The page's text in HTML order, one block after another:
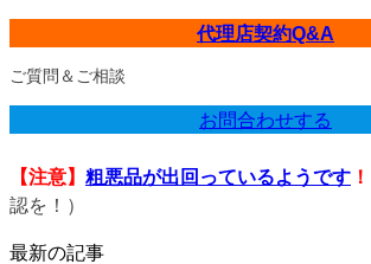
代理店契約Q&A
ご質問＆ご相談
お問合わせする
【注意】 粗悪品が出回っているようです ！
認を！）
最新の記事